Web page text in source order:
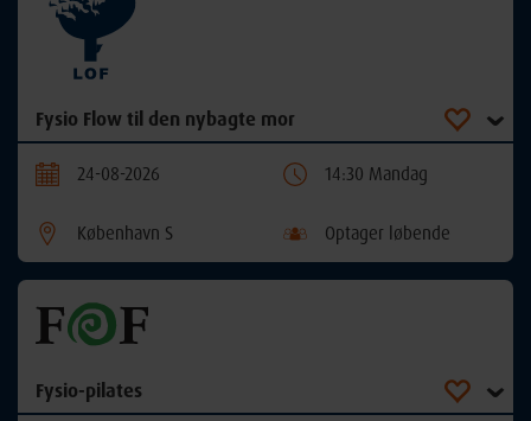
Fysio Flow til den nybagte mor
24-08-2026 14:30 Mandag
København S Optager løbende
Fysio-pilates